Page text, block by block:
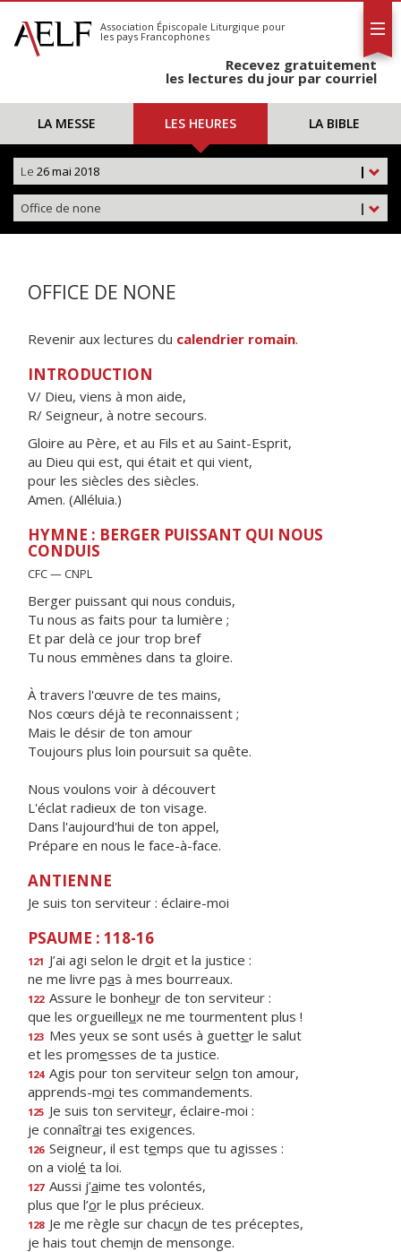
S'abonner
Calendrier
Association Épiscopale Liturgique pour
les pays Francophones
Recevez gratuitement
les lectures du jour par courriel
LA MESSE LES HEURES LA BIBLE
|
Le 26 mai 2018
|
Office de none
OFFICE DE NONE
Revenir aux lectures du calendrier romain.
INTRODUCTION
V/ Dieu, viens à mon aide,
R/ Seigneur, à notre secours.
Gloire au Père, et au Fils et au Saint-Esprit,
au Dieu qui est, qui était et qui vient,
pour les siècles des siècles.
Amen. (Alléluia.)
HYMNE : BERGER PUISSANT QUI NOUS
CONDUIS
CFC — CNPL
Berger puissant qui nous conduis,
Tu nous as faits pour ta lumière ;
Et par delà ce jour trop bref
Tu nous emmènes dans ta gloire.
À travers l'œuvre de tes mains,
Nos cœurs déjà te reconnaissent ;
Mais le désir de ton amour
Toujours plus loin poursuit sa quête.
Nous voulons voir à découvert
L'éclat radieux de ton visage.
Dans l'aujourd'hui de ton appel,
Prépare en nous le face-à-face.
ANTIENNE
Je suis ton serviteur : éclaire-moi
PSAUME : 118-16
121 J’ai agi selon le droit et la justice :
ne me livre pas à mes bourreaux.
122 Assure le bonheur de ton serviteur :
que les orgueilleux ne me tourmentent plus !
123 Mes yeux se sont usés à guetter le salut
et les promesses de ta justice.
124 Agis pour ton serviteur selon ton amour,
apprends-moi tes commandements.
125 Je suis ton serviteur, éclaire-moi :
je connaîtrai tes exigences.
126 Seigneur, il est temps que tu agisses :
on a violé ta loi.
127 Aussi j’aime tes volontés,
plus que l’or le plus précieux.
128 Je me règle sur chacun de tes préceptes,
je hais tout chemin de mensonge.